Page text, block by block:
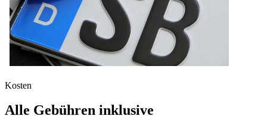
Kosten
Alle Gebühren inklusive